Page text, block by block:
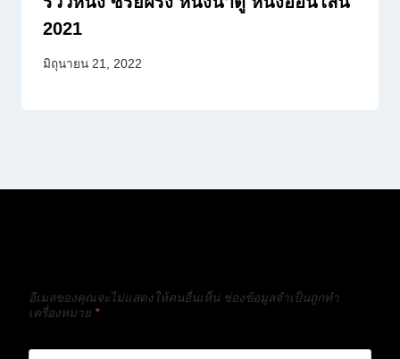
2021
มิถุนายน 21, 2022
อีเมลของคุณจะไม่แสดงให้คนอื่นเห็น ช่องข้อมูลจำเป็นถูกทำ
เครื่องหมาย *